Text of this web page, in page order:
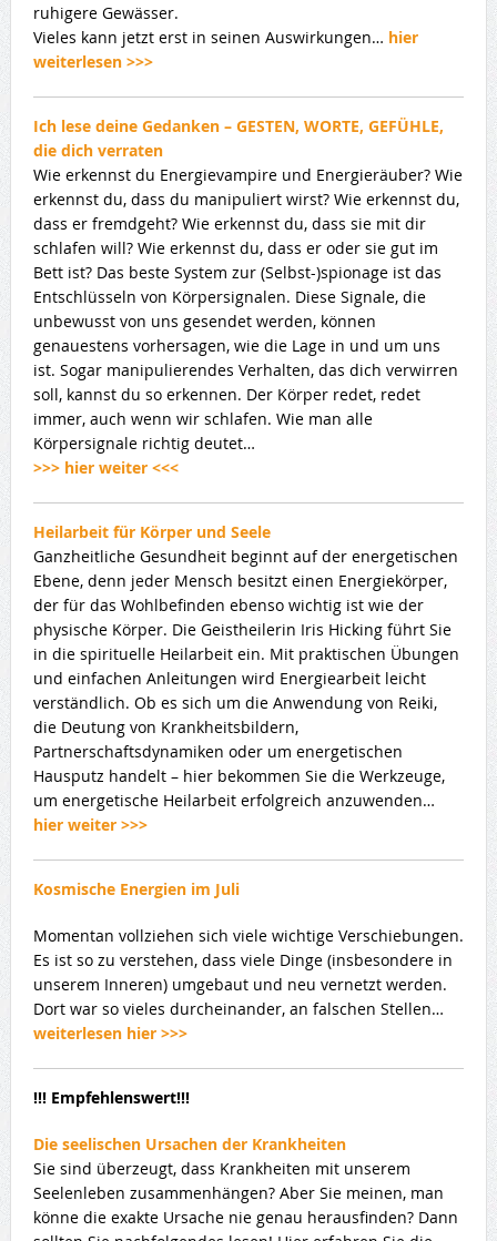
ruhigere Gewässer.
Vieles kann jetzt erst in seinen Auswirkungen… hier
weiterlesen >>>
Ich lese deine Gedanken – GESTEN, WORTE, GEFÜHLE,
die dich verraten
Wie erkennst du Energievampire und Energieräuber? Wie
erkennst du, dass du manipuliert wirst? Wie erkennst du,
dass er fremdgeht? Wie erkennst du, dass sie mit dir
schlafen will? Wie erkennst du, dass er oder sie gut im
Bett ist? Das beste System zur (Selbst-)spionage ist das
Entschlüsseln von Körpersignalen. Diese Signale, die
unbewusst von uns gesendet werden, können
genauestens vorhersagen, wie die Lage in und um uns
ist. Sogar manipulierendes Verhalten, das dich verwirren
soll, kannst du so erkennen. Der Körper redet, redet
immer, auch wenn wir schlafen. Wie man alle
Körpersignale richtig deutet…
>>> hier weiter <<<
Heilarbeit für Körper und Seele
Ganzheitliche Gesundheit beginnt auf der energetischen
Ebene, denn jeder Mensch besitzt einen Energiekörper,
der für das Wohlbefinden ebenso wichtig ist wie der
physische Körper. Die Geistheilerin Iris Hicking führt Sie
in die spirituelle Heilarbeit ein. Mit praktischen Übungen
und einfachen Anleitungen wird Energiearbeit leicht
verständlich. Ob es sich um die Anwendung von Reiki,
die Deutung von Krankheitsbildern,
Partnerschaftsdynamiken oder um energetischen
Hausputz handelt – hier bekommen Sie die Werkzeuge,
um energetische Heilarbeit erfolgreich anzuwenden…
hier weiter >>>
Kosmische Energien im Juli
Momentan vollziehen sich viele wichtige Verschiebungen.
Es ist so zu verstehen, dass viele Dinge (insbesondere in
unserem Inneren) umgebaut und neu vernetzt werden.
Dort war so vieles durcheinander, an falschen Stellen…
weiterlesen hier >>>
!!! Empfehlenswert!!!
Die seelischen Ursachen der Krankheiten
Sie sind überzeugt, dass Krankheiten mit unserem
Seelenleben zusammenhängen? Aber Sie meinen, man
könne die exakte Ursache nie genau herausfinden? Dann